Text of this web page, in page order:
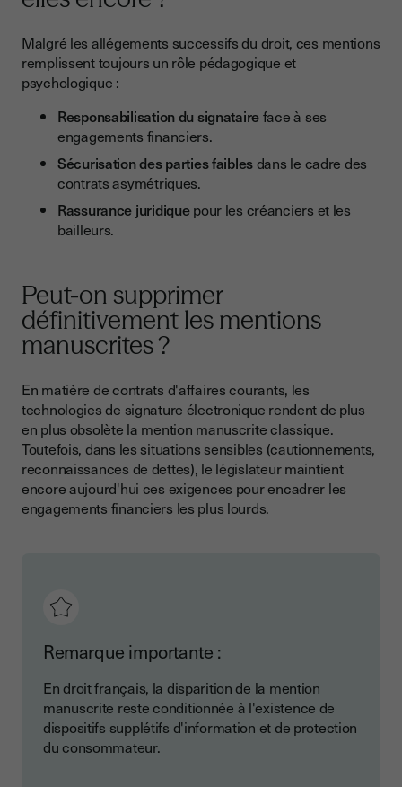
Malgré les allégements successifs du droit, ces mentions
remplissent toujours un rôle pédagogique et
psychologique :
Responsabilisation du signataireface à ses
engagements financiers.
Sécurisation des parties faiblesdans le cadre des
contrats asymétriques.
Rassurance juridiquepour les créanciers et les
bailleurs.
Peut-on supprimer
définitivement les mentions
manuscrites ?
En matière de contrats d'affaires courants, les
technologies de signature électronique rendent de plus
en plus obsolète la mention manuscrite classique.
Toutefois, dans les situations sensibles (cautionnements,
reconnaissances de dettes), le législateur maintient
encore aujourd'hui ces exigences pour encadrer les
engagements financiers les plus lourds.
Remarque importante :
En droit français, la disparition de la mention
manuscrite reste conditionnée à l'existence de
dispositifs supplétifs d'information et de protection
du consommateur.